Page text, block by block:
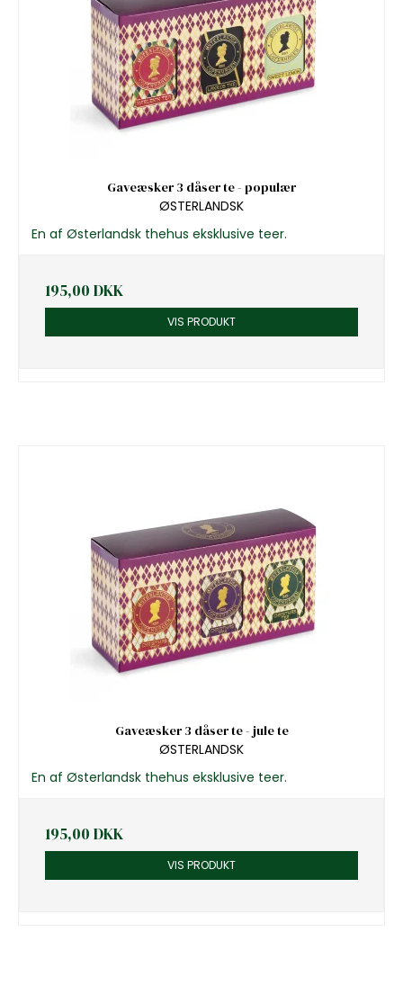
Gaveæsker 3 dåser te - populær
ØSTERLANDSK
En af Østerlandsk thehus eksklusive teer.
195,00 DKK
VIS PRODUKT
Gaveæsker 3 dåser te - jule te
ØSTERLANDSK
En af Østerlandsk thehus eksklusive teer.
195,00 DKK
VIS PRODUKT